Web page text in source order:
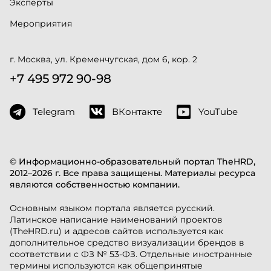
© Информационно-образовательный портал TheHRD,
2012–2026 г. Все права защищены. Материалы ресурса
являются собственностью компании.
Основным языком портала является русский.
Латинское написание наименований проектов
(TheHRD.ru) и адресов сайтов используется как
дополнительное средство визуализации брендов в
соответствии с ФЗ № 53-ФЗ. Отдельные иностранные
термины используются как общепринятые
Эксперты
Мероприятия
г. Москва, ул. Кременчугская, дом 6, кор. 2
+7 495 972 90-98
Telegram ВКонтакте YouTube